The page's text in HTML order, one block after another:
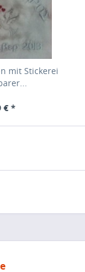
mit Stickerei
€ *